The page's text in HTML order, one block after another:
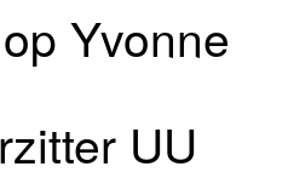
Yvonne
UU